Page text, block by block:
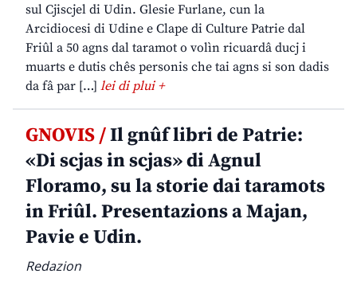
sul Cjiscjel di Udin. Glesie Furlane, cun la
Arcidiocesi di Udine e Clape di Culture Patrie dal
Friûl a 50 agns dal taramot o volìn ricuardâ ducj i
muarts e dutis chês personis che tai agns si son dadis
da fâ par […] lei di plui +
GNOVIS /Il gnûf libri de Patrie:
«Di scjas in scjas» di Agnul
Floramo, su la storie dai taramots
in Friûl. Presentazions a Majan,
Pavie e Udin.
Redazion